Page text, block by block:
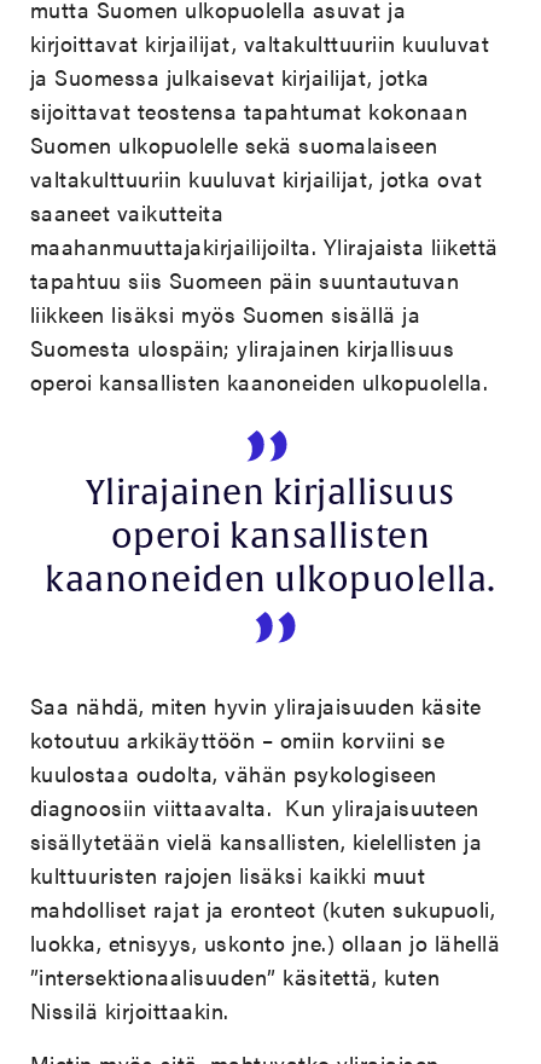
mutta Suomen ulkopuolella asuvat ja
kirjoittavat kirjailijat, valtakulttuuriin kuuluvat
ja Suomessa julkaisevat kirjailijat, jotka
sijoittavat teostensa tapahtumat kokonaan
Suomen ulkopuolelle sekä suomalaiseen
valtakulttuuriin kuuluvat kirjailijat, jotka ovat
saaneet vaikutteita
maahanmuuttajakirjailijoilta. Ylirajaista liikettä
tapahtuu siis Suomeen päin suuntautuvan
liikkeen lisäksi myös Suomen sisällä ja
Suomesta ulospäin; ylirajainen kirjallisuus
operoi kansallisten kaanoneiden ulkopuolella.
Ylirajainen kirjallisuus
operoi kansallisten
kaanoneiden ulkopuolella.
Saa nähdä, miten hyvin ylirajaisuuden käsite
kotoutuu arkikäyttöön – omiin korviini se
kuulostaa oudolta, vähän psykologiseen
diagnoosiin viittaavalta. Kun ylirajaisuuteen
sisällytetään vielä kansallisten, kielellisten ja
kulttuuristen rajojen lisäksi kaikki muut
mahdolliset rajat ja eronteot (kuten sukupuoli,
luokka, etnisyys, uskonto jne.) ollaan jo lähellä
”intersektionaalisuuden” käsitettä, kuten
Nissilä kirjoittaakin.